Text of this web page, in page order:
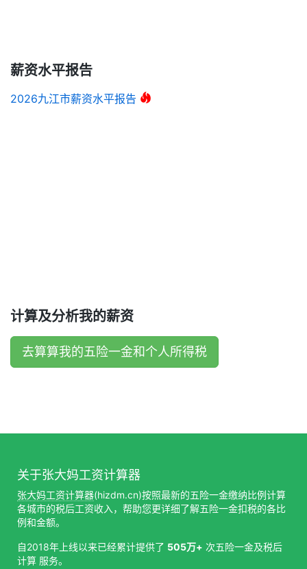
薪资水平报告
2026九江市薪资水平报告
计算及分析我的薪资
去算算我的五险一金和个人所得税
关于张大妈工资计算器
张大妈工资计算器(hizdm.cn)按照最新的五险一金缴纳比例计算
各城市的税后工资收入，帮助您更详细了解五险一金扣税的各比
例和金额。
自2018年上线以来已经累计提供了 505万+ 次五险一金及税后
计算 服务。